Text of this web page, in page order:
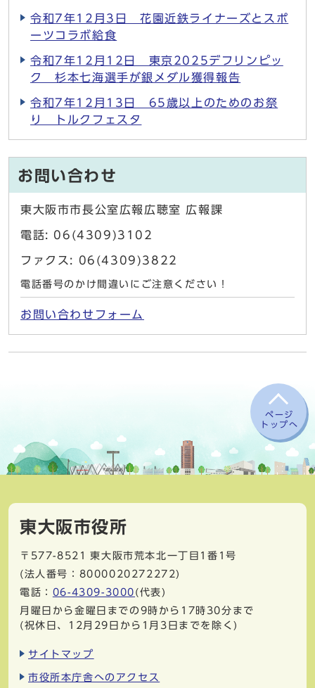
令和7年12月3日 花園近鉄ライナーズとスポ
ーツコラボ給食
令和7年12月12日 東京2025デフリンピッ
ク 杉本七海選手が銀メダル獲得報告
令和7年12月13日 65歳以上のためのお祭
り トルクフェスタ
お問い合わせ
東大阪市市長公室広報広聴室 広報課
電話: 06(4309)3102
ファクス: 06(4309)3822
電話番号のかけ間違いにご注意ください！
お問い合わせフォーム
ページ
トップへ
東大阪市役所
〒577-8521
東大阪市荒本北一丁目1番1号
(法人番号：8000020272272)
電話： 06-4309-3000 (代表)
月曜日から金曜日までの9時から17時30分まで
(祝休日、12月29日から1月3日までを除く)
サイトマップ
市役所本庁舎へのアクセス